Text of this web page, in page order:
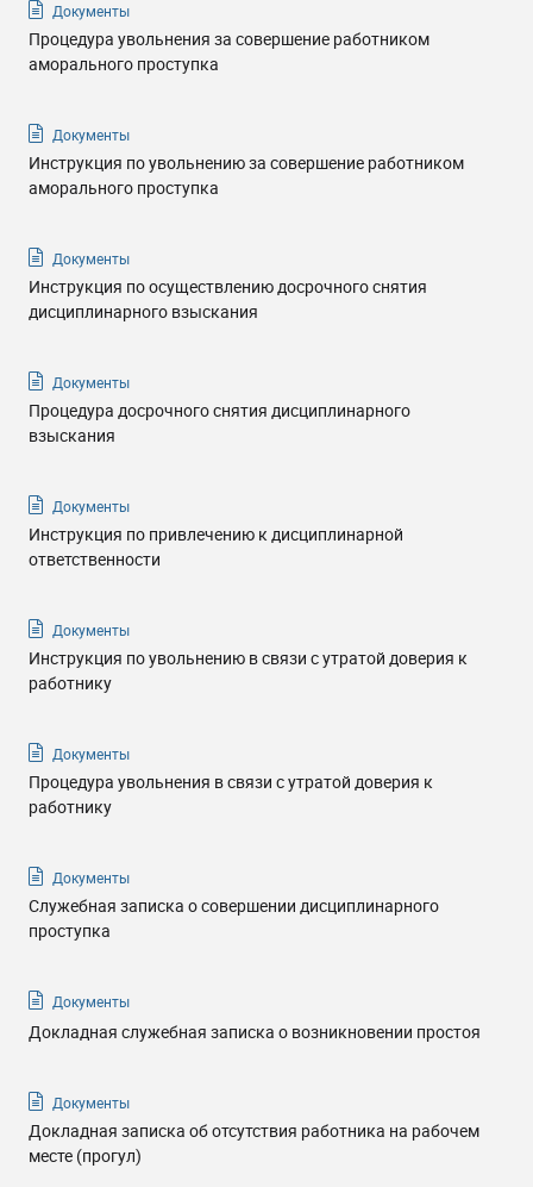
Документы
Процедура увольнения за совершение работником
аморального проступка
Документы
Инструкция по увольнению за совершение работником
аморального проступка
Документы
Инструкция по осуществлению досрочного снятия
дисциплинарного взыскания
Документы
Процедура досрочного снятия дисциплинарного
взыскания
Документы
Инструкция по привлечению к дисциплинарной
ответственности
Документы
Инструкция по увольнению в связи с утратой доверия к
работнику
Документы
Процедура увольнения в связи с утратой доверия к
работнику
Документы
Служебная записка о совершении дисциплинарного
проступка
Документы
Докладная служебная записка о возникновении простоя
Документы
Докладная записка об отсутствия работника на рабочем
месте (прогул)